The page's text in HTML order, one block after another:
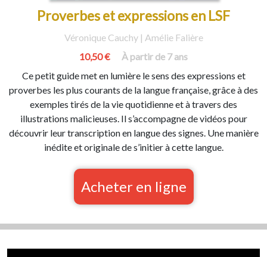
Proverbes et expressions en LSF
Véronique Cauchy | Amélie Falière
10,50 €
À partir de 7 ans
Ce petit guide met en lumière le sens des expressions et
proverbes les plus courants de la langue française, grâce à des
exemples tirés de la vie quotidienne et à travers des
illustrations malicieuses. Il s’accompagne de vidéos pour
découvrir leur transcription en langue des signes. Une manière
inédite et originale de s’initier à cette langue.
Acheter en ligne